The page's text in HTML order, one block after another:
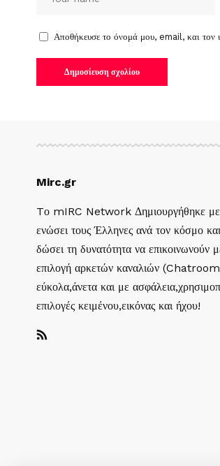
Αποθήκευσε το όνομά μου, email, και τον
Mirc.gr
Tο mIRC Network Δημιουργήθηκε
ενώσει τους Έλληνες ανά τον κόσμο
δώσει τη δυνατότητα να επικοινωνούν
επιλογή αρκετών καναλιών
εύκολα,άνετα και με
επιλογές κειμένου,εικόνας και ήχου!